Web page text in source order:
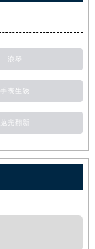
浪琴
手表生锈
抛光翻新